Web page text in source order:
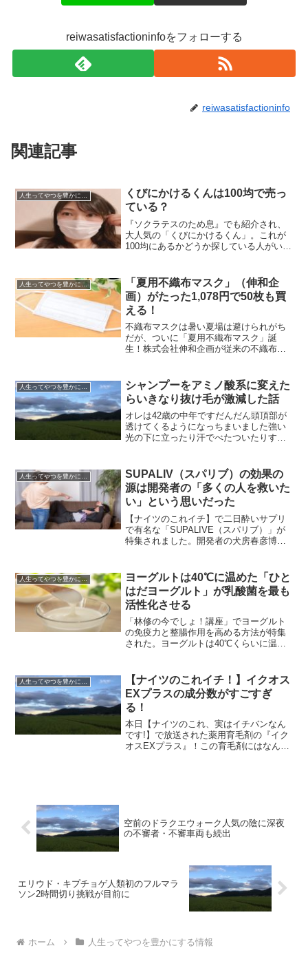
reiwasatisfactioninfoをフォローする
reiwasatisfactioninfo
関連記事
くびにかけるくんは100均で売っ
ている？
『ソクラテスのため息』でも紹介され、
大人気の「くびにかけるくん」。これが
100均にあるかどうか探している人がいる
話はこれで終わりじゃあない。「くびに
かけるくん」じゃ...
「夏用不織布マスク」（伸和企
画）がたった1,078円で50枚も買
える！
不織布マスクは暑い夏場は避けられがち
だが、ついに「夏用不織布マスク」誕
生！株式会社伸和企画が従来の不織布マ
いて、従来の不織布マスク同様花粉や粉
じんから守る効果もある。...
人生ってやつを豊かにする情報
シャンプーをアミノ酸系に変えた
らいきなり抜け毛が激減した話
オレは42歳の中年ですだんだん頭頂部が
透けてくるようになっちまいました強い
光の下に立ったり汗でべたついたりする
ないそんなことしたら頭皮が剥き出しに
なっちまうこのまんまじ...
SUPALIV（スパリブ）の効果の
源は開発者の「多くの人を救いた
い」という思いだった
【ナイツのこれイチ】で二日酔いサプリ
で有名な「SUPALIVE（スパリブ）」が
特集されました。開発者の犬房春彦博士
として年間100件以上の手術をしていたと
か。しかし年間...
人生ってやつを豊かにする情報
ヨーグルトは40℃に温めた「ひと
はだヨーグルト」が乳酸菌を最も
活性化させる
「林修の今でしょ！講座」でヨーグルト
の免疫力と整腸作用を高める方法が特集
された。ヨーグルトは40℃くらいに温め
よると、腸内の温度も37℃くらいだから
とのこと。これにつ...
人生ってやつを豊かにする情報
【ナイツのこれイチ！】イクオス
EXプラスの成分数がすごすぎ
る！
本日【ナイツのこれ、実はイチバンなん
です!】で放送された薬用育毛剤の『イク
オスEXプラス』！この育毛剤にはなんと
空前のドラクエウォーク人気の陰に深夜
の不審者・不審車両も続出
エリウド・キプチョゲ人類初のフルマラ
ソン2時間切り挑戦が目前に
ホーム 人生ってやつを豊かにする情報